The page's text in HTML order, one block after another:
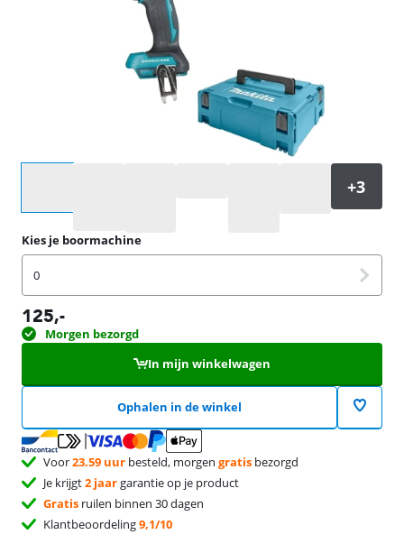
Kies je boormachine
0
125,-
Morgen bezorgd
In mijn winkelwagen
Ophalen in de winkel
Voor23.59 uur besteld, morgen gratis bezorgd
Je krijgt2 jaargarantie op je product
Gratis ruilen binnen 30 dagen
Klantbeoordeling9,1/10